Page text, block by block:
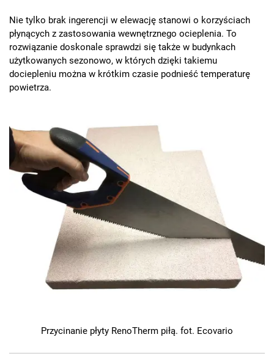
Nie tylko brak ingerencji w elewację stanowi o korzyściach
płynących z zastosowania wewnętrznego ocieplenia. To
rozwiązanie doskonale sprawdzi się także w budynkach
użytkowanych sezonowo, w których dzięki takiemu
dociepleniu można w krótkim czasie podnieść temperaturę
powietrza.
Przycinanie płyty RenoTherm piłą. fot. Ecovario